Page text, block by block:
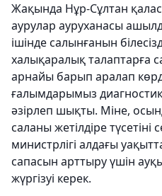
Жақында Нұр-Сұлтан
аурулар ауруха­насы
ішінде салынғанын
халықаралық талаптарға
арнайы барып аралап
ғалымдарымыз
әзірлеп шықты. Міне,
саланы жетілдіре түсетіні
министрлігі алдағы
сапасын арттыру үшін
жүргізуі керек.